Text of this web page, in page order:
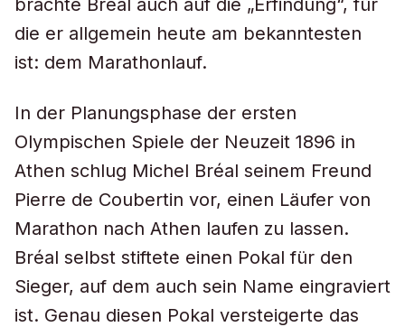
brachte Bréal auch auf die „Erfindung“, für
die er allgemein heute am bekanntesten
ist: dem Marathonlauf.
In der Planungsphase der ersten
Olympischen Spiele der Neuzeit 1896 in
Athen schlug Michel Bréal seinem Freund
Pierre de Coubertin vor, einen Läufer von
Marathon nach Athen laufen zu lassen.
Bréal selbst stiftete einen Pokal für den
Sieger, auf dem auch sein Name eingraviert
ist. Genau diesen Pokal versteigerte das